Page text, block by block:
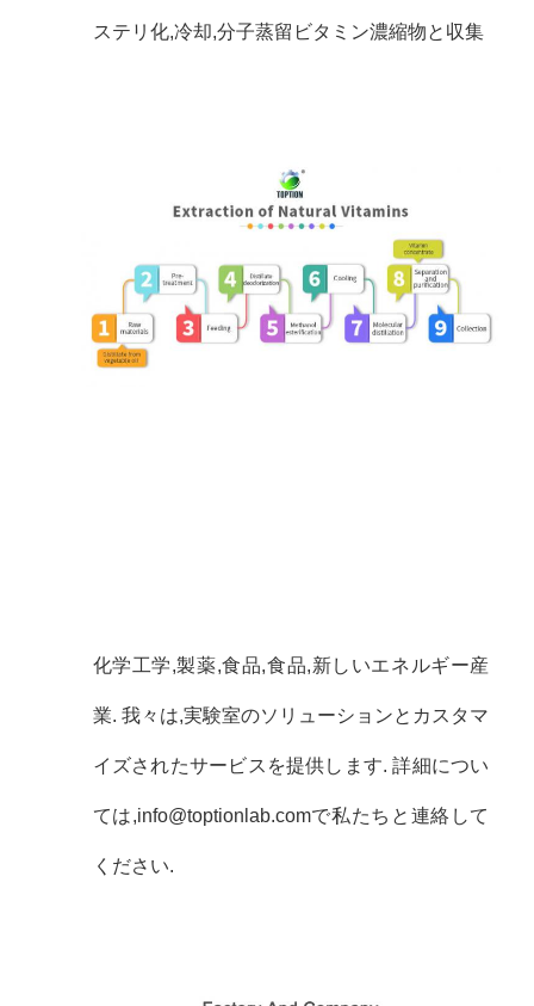
ステリ化,冷却,分子蒸留ビタミン濃縮物と収集
化学工学,製薬,食品,食品,新しいエネルギー産
業. 我々は,実験室のソリューションとカスタマ
イズされたサービスを提供します. 詳細につい
ては,info@toptionlab.comで私たちと連絡して
ください.